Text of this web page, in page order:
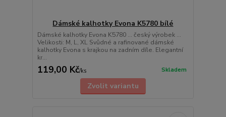
Dámské kalhotky Evona K5780 bílé
Dámské kalhotky Evona K5780 ... český výrobek ...
Velikosti: M, L, XL Svůdné a rafinované dámské
kalhotky Evona s krajkou na zadním díle. Elegantní
kr...
119,00 Kč/ks Skladem
Zvolit variantu